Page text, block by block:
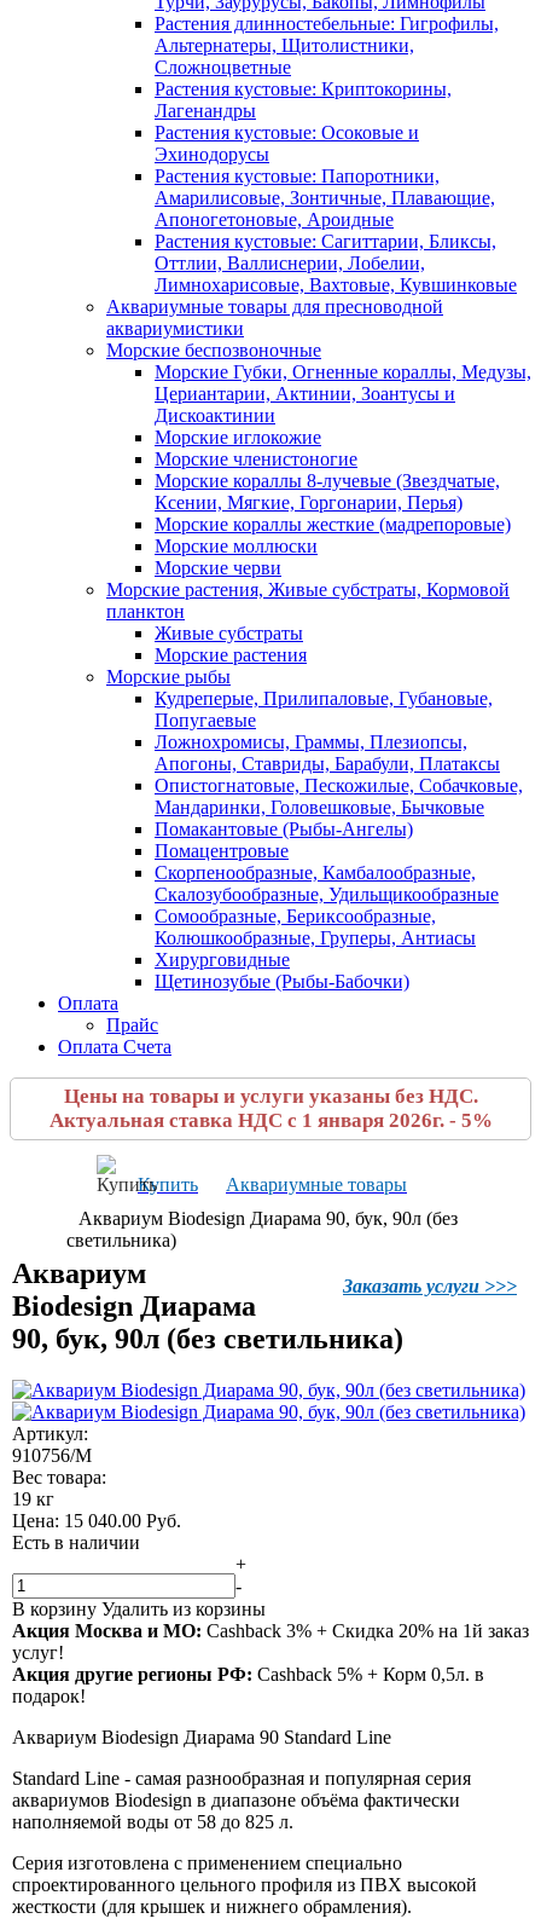
Растения длинностебельные: Гигрофилы,
Альтернатеры, Щитолистники,
Сложноцветные
Растения кустовые: Криптокорины,
Лагенандры
Растения кустовые: Осоковые и
Эхинодорусы
Растения кустовые: Папоротники,
Амарилисовые, Зонтичные, Плавающие,
Апоногетоновые, Ароидные
Растения кустовые: Сагиттарии, Бликсы,
Оттлии, Валлиснерии, Лобелии,
Лимнохарисовые, Вахтовые, Кувшинковые
Аквариумные товары для пресноводной
аквариумистики
Морские беспозвоночные
Морские Губки, Огненные кораллы, Медузы,
Цериантарии, Актинии, Зоантусы и
Дискоактинии
Морские иглокожие
Морские членистоногие
Морские кораллы 8-лучевые (Звездчатые,
Ксении, Мягкие, Горгонарии, Перья)
Морские кораллы жесткие (мадрепоровые)
Морские моллюски
Морские черви
Морские растения, Живые субстраты, Кормовой
планктон
Живые субстраты
Морские растения
Морские рыбы
Кудреперые, Прилипаловые, Губановые,
Попугаевые
Ложнохромисы, Граммы, Плезиопсы,
Апогоны, Ставриды, Барабули, Платаксы
Опистогнатовые, Пескожилые, Собачковые,
Мандаринки, Головешковые, Бычковые
Помакантовые (Рыбы-Ангелы)
Помацентровые
Скорпенообразные, Камбалообразные,
Скалозубообразные, Удильщикообразные
Сомообразные, Бериксообразные,
Колюшкообразные, Груперы, Антиасы
Хирурговидные
Щетинозубые (Рыбы-Бабочки)
Оплата
Прайс
Оплата Счета
Цены на товары и услуги указаны без НДС.
Актуальная ставка НДС с 1 января 2026г. - 5%
Купить
Аквариумные товары
Аквариум Biodesign Диарама 90, бук, 90л (без
светильника)
Заказать услуги >>>
Аквариум
Biodesign Диарама
90, бук, 90л (без светильника)
Артикул:
910756/M
Вес товара:
19 кг
Цена: 15 040.00 Руб.
Есть в наличии
+
-
В корзину Удалить из корзины
Акция Москва и МО: Сashback 3% + Скидка 20% на 1й заказ
услуг!
Акция другие регионы РФ: Сashback 5% + Корм 0,5л. в
подарок!
Аквариум Biodesign Диарама 90 Standard Line
Standard Line - самая разнообразная и популярная серия
аквариумов Biodesign в диапазоне объёма фактически
наполняемой воды от 58 до 825 л.
Серия изготовлена с применением специально
спроектированного цельного профиля из ПВХ высокой
жесткости (для крышек и нижнего обрамления).